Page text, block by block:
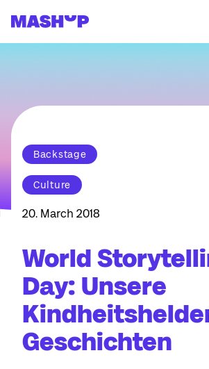
Backstage
Culture
20. March 2018
World
Day: Unsere
Geschichten